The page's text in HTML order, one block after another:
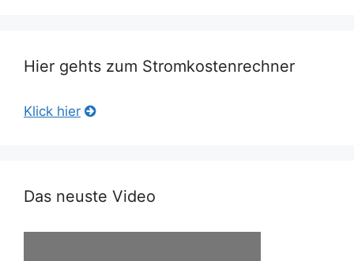
Hier gehts zum Stromkostenrechner
Klick hier
Das neuste Video